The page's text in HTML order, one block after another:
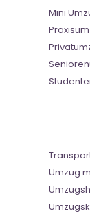
Mini
Umzug